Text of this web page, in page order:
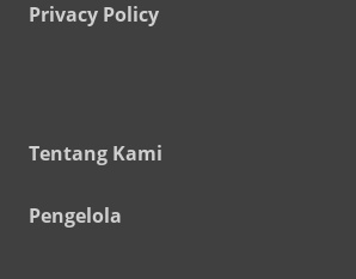
Privacy Policy
Tentang Kami
Pengelola